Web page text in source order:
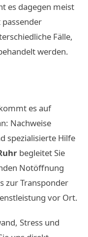
es dagegen meist
Fälle,
werden.
es auf
Nachweise
spezialisierte Hilfe
begleitet Sie
Notöffnung
zur Transponder
vor Ort.
Stress und